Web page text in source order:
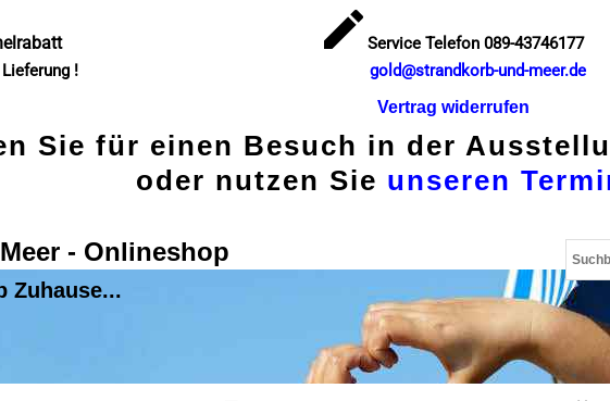
!
Service Telefon 089-43746177
gold@strandkorb-und-meer.de
Vertrag widerrufen
Sie für einen Besuch in der
oder nutzen Sie unseren
- Onlineshop
Zuhause...